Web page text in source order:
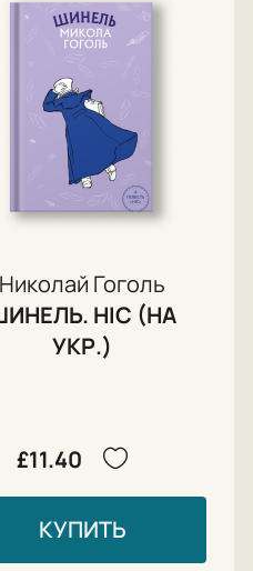
Николай Гоголь
НІС (НА
УКР.)
£11.40
КУПИТЬ